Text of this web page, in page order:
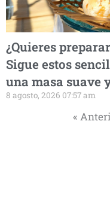
¿Quieres
Sigue estos
una masa suave
8 agosto, 2026 07:57 am
«